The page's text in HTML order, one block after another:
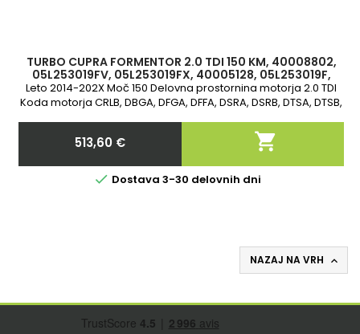
TURBO CUPRA FORMENTOR 2.0 TDI 150 KM, 40008802,
05L253019FV, 05L253019FX, 40005128, 05L253019F,
05L253019Q
Leto 2014-202X Moč 150 Delovna prostornina motorja 2.0 TDI
Koda motorja CRLB, DBGA, DFGA, DFFA, DSRA, DSRB, DTSA, DTSB,
Cena
513,60 € 
 Dostava 3-30 delovnih dni
NAZAJ NA VRH 